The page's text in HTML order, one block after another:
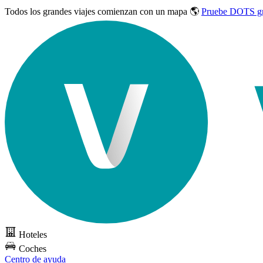
Todos los grandes viajes comienzan con un mapa 🌎 Pruebe DOTS
Hoteles
Coches
Centro de ayuda